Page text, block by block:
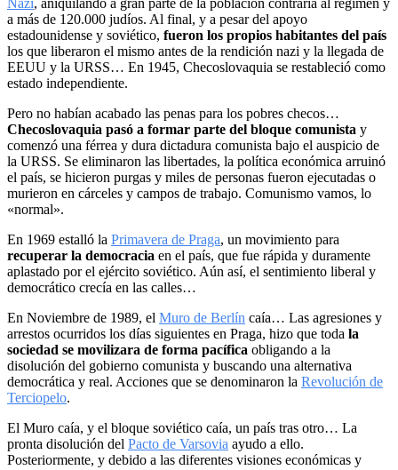
Nazi, aniquilando a gran parte de la población contraria al régimen y
a más de 120.000 judíos. Al final, y a pesar del apoyo
estadounidense y soviético, fueron los propios habitantes del país
los que liberaron el mismo antes de la rendición nazi y la llegada de
EEUU y la URSS… En 1945, Checoslovaquia se restableció como
estado independiente.
Pero no habían acabado las penas para los pobres checos…
Checoslovaquia pasó a formar parte del bloque comunista y
comenzó una férrea y dura dictadura comunista bajo el auspicio de
la URSS. Se eliminaron las libertades, la política económica arruinó
el país, se hicieron purgas y miles de personas fueron ejecutadas o
murieron en cárceles y campos de trabajo. Comunismo vamos, lo
«normal».
En 1969 estalló la Primavera de Praga, un movimiento para
recuperar la democracia en el país, que fue rápida y duramente
aplastado por el ejército soviético. Aún así, el sentimiento liberal y
democrático crecía en las calles…
En Noviembre de 1989, el Muro de Berlín caía… Las agresiones y
arrestos ocurridos los días siguientes en Praga, hizo que toda la
sociedad se movilizara de forma pacífica obligando a la
disolución del gobierno comunista y buscando una alternativa
democrática y real. Acciones que se denominaron la Revolución de
Terciopelo.
El Muro caía, y el bloque soviético caía, un país tras otro… La
pronta disolución del Pacto de Varsovia ayudo a ello.
Posteriormente, y debido a las diferentes visiones económicas y